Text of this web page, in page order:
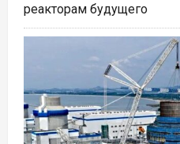
реакторам будущего